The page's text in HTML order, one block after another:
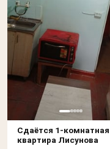
Сдаётся 1-комнатная
квартира Лисунова